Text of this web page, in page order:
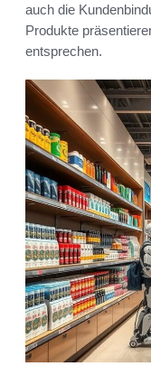
auch die
Produkte
entsprechen.